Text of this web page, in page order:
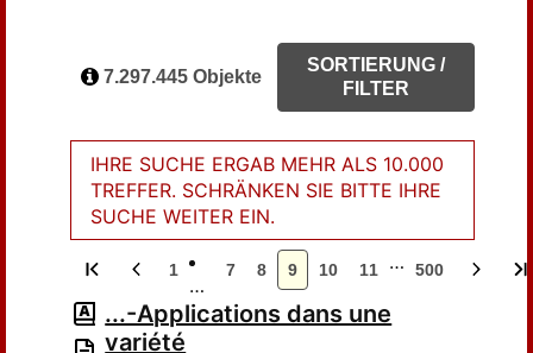
7.297.445 Objekte
SORTIERUNG /
FILTER
IHRE SUCHE ERGAB MEHR ALS 10.000
TREFFER. SCHRÄNKEN SIE BITTE IHRE
SUCHE WEITER EIN.
1
…
7 8 9 10 11 … 500
...-Applications dans une
variété